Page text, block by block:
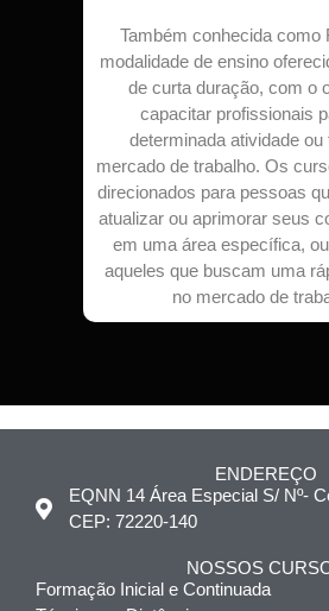
Também conhecida como
modalidade de ensino
de curta duração, com o
capacitar profissionais
determinada atividade ou
mercado de trabalho. Os
direcionados para pessoas
atualizar ou aprimorar seus
em uma área específica,
aqueles que buscam uma
no mercado de
ENDEREÇO
EQNN 14 Área Especial S/ Nº-
CEP: 72220-140
NOSSOS
Formação Inicial e Continuada